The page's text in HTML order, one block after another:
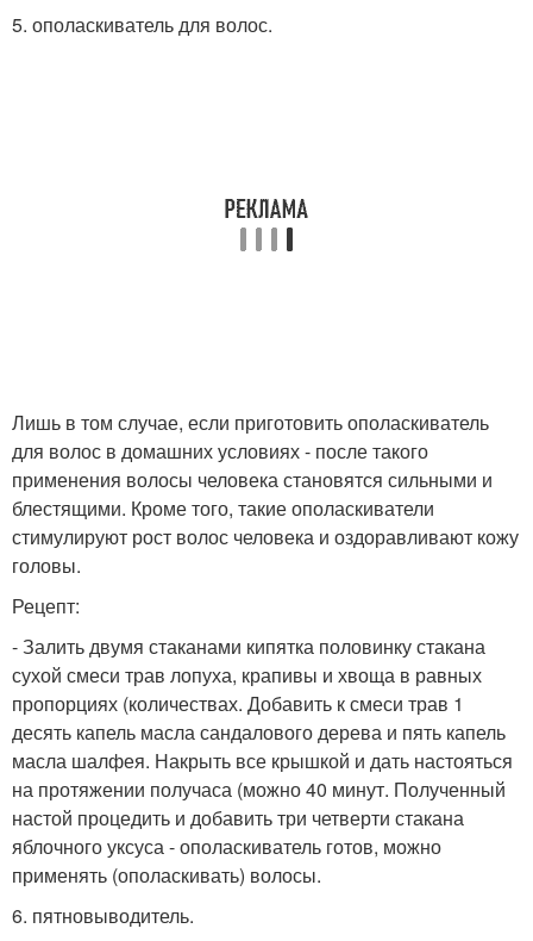
5. ополаскиватель для волос.
Лишь в том случае, если приготовить ополаскиватель
для волос в домашних условиях - после такого
применения волосы человека становятся сильными и
блестящими. Кроме того, такие ополаскиватели
стимулируют рост волос человека и оздоравливают кожу
головы.
Рецепт:
- Залить двумя стаканами кипятка половинку стакана
сухой смеси трав лопуха, крапивы и хвоща в равных
пропорциях (количествах. Добавить к смеси трав 1
десять капель масла сандалового дерева и пять капель
масла шалфея. Накрыть все крышкой и дать настояться
на протяжении получаса (можно 40 минут. Полученный
настой процедить и добавить три четверти стакана
яблочного уксуса - ополаскиватель готов, можно
применять (ополаскивать) волосы.
6. пятновыводитель.